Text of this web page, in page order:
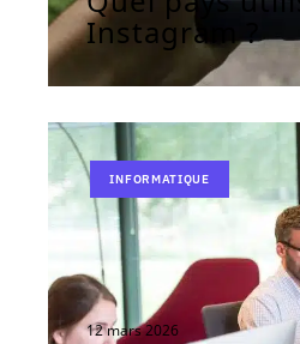
Instagram ?
INFORMATIQUE
12 mars 2026